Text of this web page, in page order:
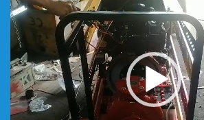
Trình
chơi
Video